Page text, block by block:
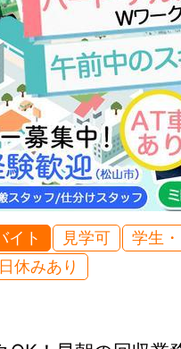
イト 見学可
学生
休みあり